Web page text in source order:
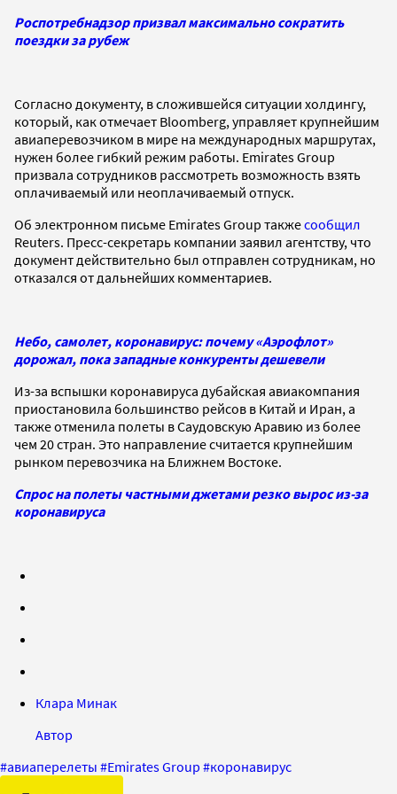
Роспотребнадзор призвал максимально сократить
поездки за рубеж
Согласно документу, в сложившейся ситуации холдингу,
который, как отмечает Bloomberg, управляет крупнейшим
авиаперевозчиком в мире на международных маршрутах,
нужен более гибкий режим работы. Emirates Group
призвала сотрудников рассмотреть возможность взять
оплачиваемый или неоплачиваемый отпуск.
Об электронном письме Emirates Group такжесообщил
Reuters. Пресс-секретарь компании заявил агентству, что
документ действительно был отправлен сотрудникам, но
отказался от дальнейших комментариев.
Небо, самолет, коронавирус: почему «Аэрофлот»
дорожал, пока западные конкуренты дешевели
Из-за вспышки коронавируса дубайская авиакомпания
приостановила большинство рейсов в Китай и Иран, а
также отменила полеты в Саудовскую Аравию из более
чем 20 стран. Это направление считается крупнейшим
рынком перевозчика на Ближнем Востоке.
Спрос на полеты частными джетами резко вырос из-за
коронавируса
Клара Минак
Автор
#авиаперелеты #Emirates Group #коронавирус